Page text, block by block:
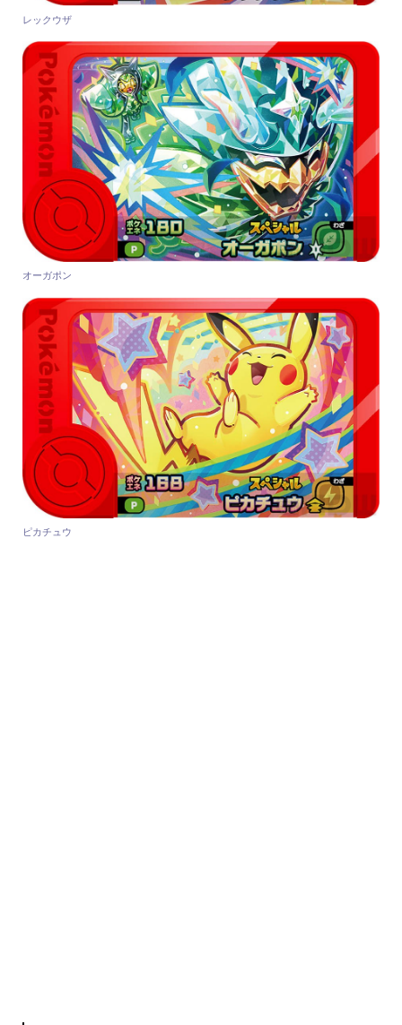
レックウザ
オーガポン
ピカチュウ